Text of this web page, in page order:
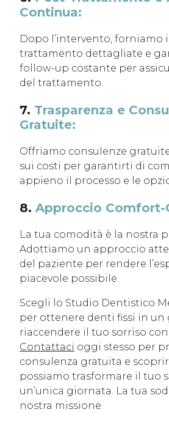
Continua:
Dopo l’intervento, forniamo
trattamento dettagliate e
follow-up costante per
del trattamento.
7. Trasparenza e
Gratuite:
Offriamo consulenze
sui costi per garantirti di
appieno il processo e le
8. Approccio Comfort-
La tua comodità è la nostra
Adottiamo un approccio
del paziente per rendere
piacevole possibile.
Scegli lo Studio Dentistico
per ottenere denti fissi in un
riaccendere il tuo sorriso con
Contattaci oggi stesso per
consulenza gratuita e
possiamo trasformare il tuo
un’unica giornata. La tua
nostra missione.